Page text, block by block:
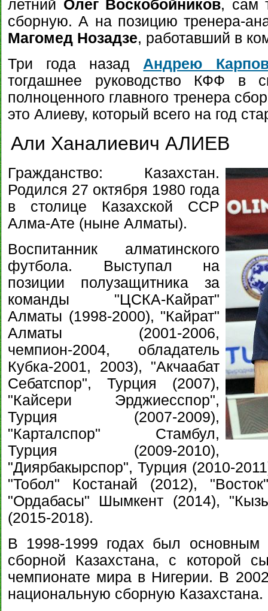
летний Олег Воскобойников, сам
сборную. А на позицию тренера-
Магомед Нозадзе, работавший в
Три года назад Андрею
тогдашнее руководство КФФ в
полноценного главного тренера
это Алиеву, который всего на год
Али Ханалиевич АЛИЕВ
Гражданство: Казахстан.
Родился 27 октября 1980 года
в столице Казахской ССР
Алма-Ате (ныне Алматы).
Воспитанник алматинского
футбола. Выступал на
позиции полузащитника за
команды "ЦСКА-Кайрат"
Алматы (1998-2000), "Кайрат"
Алматы (2001-2006,
чемпион-2004, обладатель
Кубка-2001, 2003), "Акчаабат
Себатспор", Турция (2007),
"Кайсери Эрджиесспор",
Турция (2007-2009),
"Карталспор" Стамбул,
Турция (2009-2010),
"Диярбакырспор", Турция (2010-
"Тобол" Костанай (2012),
"Ордабасы" Шымкент (2014),
(2015-2018).
В 1998-1999 годах был основным
сборной Казахстана, с которой
чемпионате мира в Нигерии. В
национальную сборную Казахстана.